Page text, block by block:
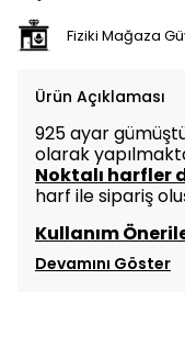
Fiziki Mağaza
Ürün Açıklaması
925 ayar
olarak
Noktalı harfler
harf ile sipariş
Kullanım
Devamını Göster